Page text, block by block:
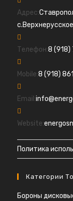
Адрес:
Телефон:8
Mobile:8 (918)
Email:
Website:
Политика
Категории
Бороны